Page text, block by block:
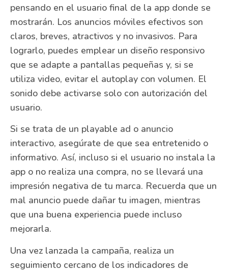
pensando en el usuario final de la app donde se
mostrarán. Los anuncios móviles efectivos son
claros, breves, atractivos y no invasivos. Para
lograrlo, puedes emplear un diseño responsivo
que se adapte a pantallas pequeñas y, si se
utiliza video, evitar el autoplay con volumen. El
sonido debe activarse solo con autorización del
usuario.
Si se trata de un playable ad o anuncio
interactivo, asegúrate de que sea entretenido o
informativo. Así, incluso si el usuario no instala la
app o no realiza una compra, no se llevará una
impresión negativa de tu marca. Recuerda que un
mal anuncio puede dañar tu imagen, mientras
que una buena experiencia puede incluso
mejorarla.
Una vez lanzada la campaña, realiza un
seguimiento cercano de los indicadores de